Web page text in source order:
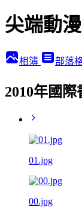
尖端動
相簿 部落
2010年國
01.jpg
00.jpg